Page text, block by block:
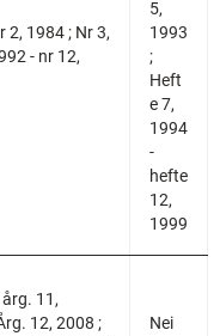
2, 1984 ; Nr 3,
- nr 12,
5,
1993
;
Heft
e 7,
1994
-
hefte
12,
1999
11,
12, 2008 ;
Nei